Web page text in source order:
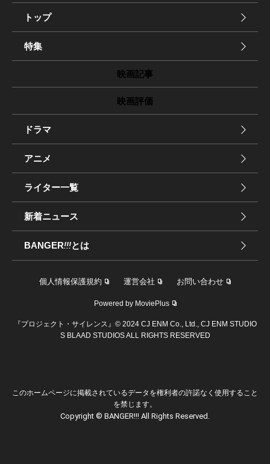
トップ
特集
映画記事
映画評価
ドラマ
アニメ
ライター一覧
新着ニュース
BANGER!!!とは
個人情報保護規約 運営会社 お問い合わせ
Powered by MoviePlus
『プロジェクト・サイレンス』© 2024 CJ ENM Co., Ltd., CJ ENM STUDIO
S BLAAD STUDIOS ALL RIGHTS RESERVED
このホームページに掲載されているデータを権利者の許諾なく使用すること
を禁じます。
Copyright © BANGER!!! All Rights Reserved.